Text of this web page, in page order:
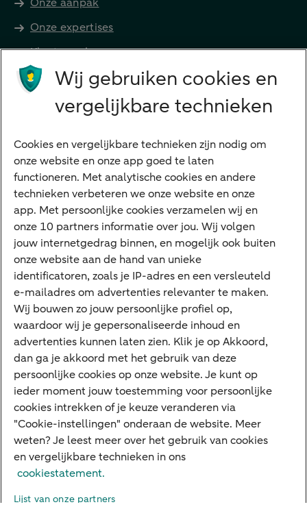
Onze expertises
Klant worden
Producten
Betalen
Sparen
Meest gezocht
Jaaroverzicht
Machtiging
E.dentifier
Deposito
Uw situatie
Maatwerk in beleggen
Vermogensoverdracht
Ondernemen en overdracht
Bijdragen betere wereld
Over ABN AMRO
Toegankelijkheid
Wij gebruiken cookies en
vergelijkbare technieken
Cookies en vergelijkbare technieken zijn nodig om
onze website en onze app goed te laten
functioneren. Met analytische cookies en andere
technieken verbeteren we onze website en onze
app. Met persoonlijke cookies verzamelen wij en
onze 10 partners informatie over jou. Wij volgen
jouw internetgedrag binnen, en mogelijk ook buiten
onze website aan de hand van unieke
identificatoren, zoals je IP-adres en een versleuteld
e-mailadres om advertenties relevanter te maken.
Wij bouwen zo jouw persoonlijke profiel op,
waardoor wij je gepersonaliseerde inhoud en
advertenties kunnen laten zien. Klik je op Akkoord,
dan ga je akkoord met het gebruik van deze
persoonlijke cookies op onze website. Je kunt op
ieder moment jouw toestemming voor persoonlijke
cookies intrekken of je keuze veranderen via
"Cookie-instellingen" onderaan de website. Meer
weten? Je leest meer over het gebruik van cookies
en vergelijkbare technieken in ons
cookiestatement.
Lijst van onze partners